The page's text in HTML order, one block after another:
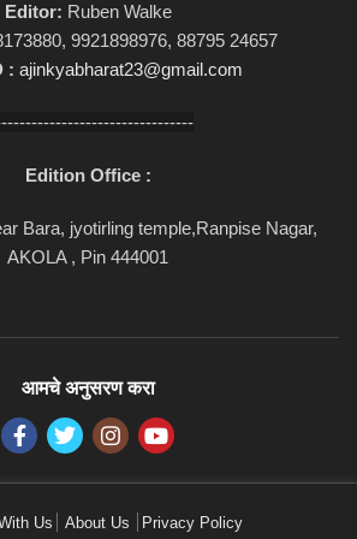
Editor: Ruben Walke
9921898976, 88795 24657
: ajinkyabharat23@gmail.com
Edition Office :
Bara, jyotirling temple,Ranpise Nagar,
AKOLA , Pin 444001
आमचे अनुसरण करा
Us About Us Privacy Policy